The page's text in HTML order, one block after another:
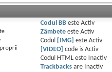
Codul BBeste Activ
Zâmbeteeste Activ
Codul
[IMG] este Activ
[VIDEO]
code is Activ
Codul HTML este
Inactiv
Trackbacksare
Inactiv